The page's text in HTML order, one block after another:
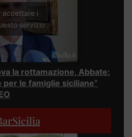
accettare i
servizio
la rottamazione, Abbate:
le famiglie siciliane”